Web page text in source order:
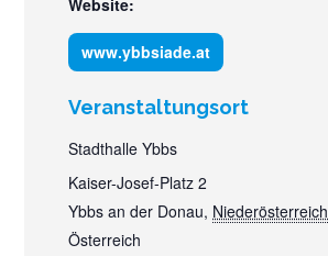
www.ybbsiade.at
Veranstaltungsort
Stadthalle Ybbs
Kaiser-Josef-Platz 2
Ybbs an der Donau, Niederösterreich
Österreich